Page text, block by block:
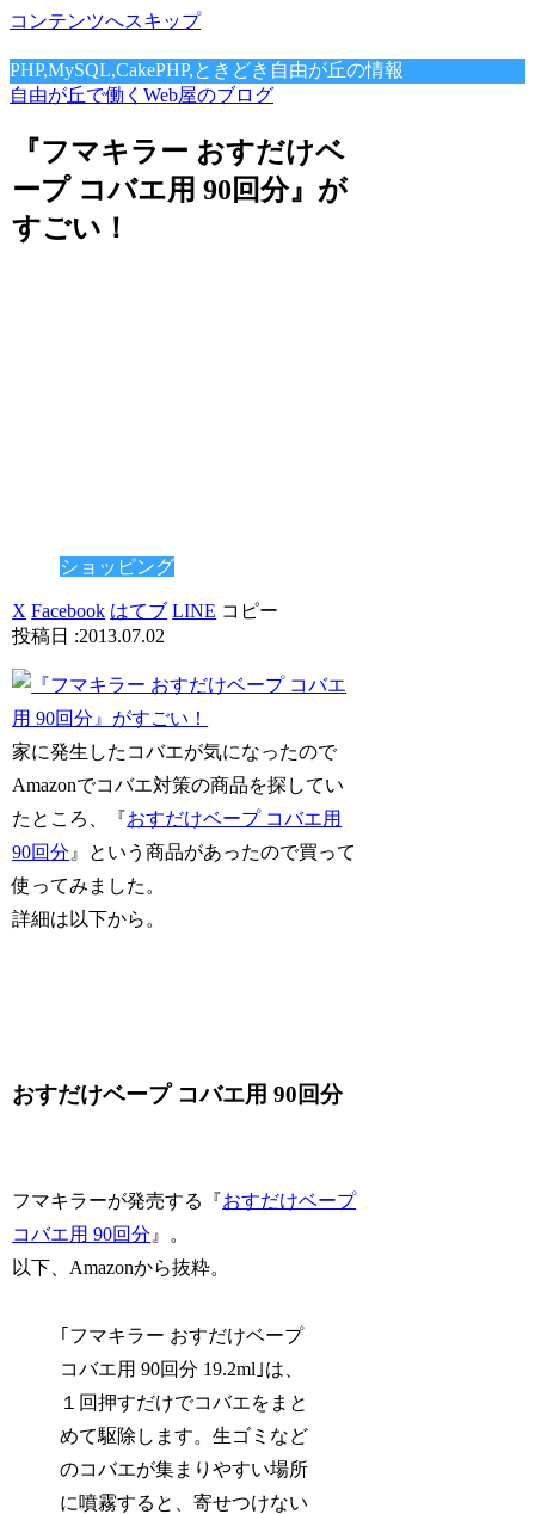
コンテンツへスキップ
PHP,MySQL,CakePHP,ときどき自由が丘の情報
自由が丘で働くWeb屋のブログ
『フマキラー おすだけベ
ープ コバエ用 90回分』が
すごい！
ショッピング
X Facebook はてブ LINE コピー
2013.07.02
家に発生したコバエが気になったので
Amazonでコバエ対策の商品を探してい
たところ、『おすだけベープ コバエ用
90回分 』という商品があったので買って
使ってみました。
詳細は以下から。
おすだけベープ コバエ用 90回分
フマキラーが発売する『おすだけベープ
コバエ用 90回分 』。
以下、Amazonから抜粋。
｢フマキラー おすだけベープ
コバエ用 90回分 19.2ml｣は、
１回押すだけでコバエをまと
めて駆除します。生ゴミなど
のコバエが集まりやすい場所
に噴霧すると、寄せつけない